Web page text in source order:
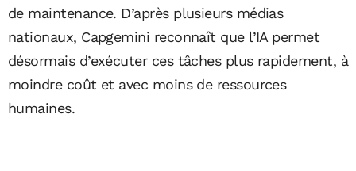
de maintenance. D’après plusieurs médias
nationaux, Capgemini reconnaît que l’IA permet
désormais d’exécuter ces tâches plus rapidement, à
moindre coût et avec moins de ressources
humaines.